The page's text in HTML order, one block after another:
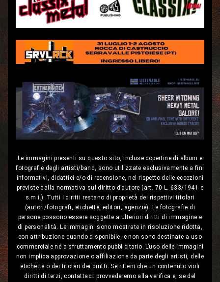
Le immagini presenti su questo sito, incluse copertine di album e
fotografie degli artisti/band, sono utilizzate esclusivamente a fini
informativi, didattici e/o di recensione, nel rispetto delle eccezioni
previste dalla normativa sul diritto d’autore (art. 70 L. 633/1941 e
s.m.i.). Tutti i diritti restano di proprietà dei rispettivi titolari
(autori/fotografi, etichette, editori, agenzie). Le fotografie di
persone possono essere soggette a ulteriori diritti di immagine e
di personalità. Le immagini sono mostrate in risoluzione ridotta,
con attribuzione quando disponibile, e non sono destinate a uso
commerciale né a sfruttamento pubblicitario. L’uso delle immagini
non implica approvazione o affiliazione da parte degli artisti, delle
etichette o dei titolari dei diritti. Se ritieni che un contenuto violi
diritti di terzi, contattaci: provvederemo alla verifica e, se del